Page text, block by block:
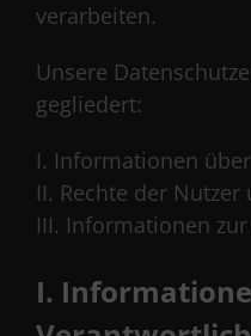
verarbeiten.
Unsere
gegliedert:
I. Informationen
II. Rechte der
III. Informationen
I.